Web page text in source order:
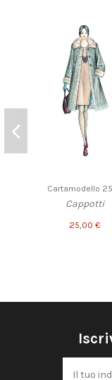
Cartamodello
Cappotti
25,00 €